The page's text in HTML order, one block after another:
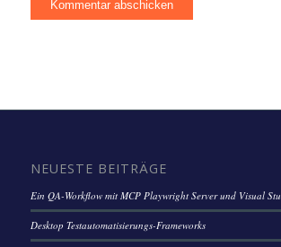
NEUESTE BEITRÄGE
Ein QA-Workflow mit MCP Playwright Server und Visual
Desktop Testautomatisierungs-Frameworks